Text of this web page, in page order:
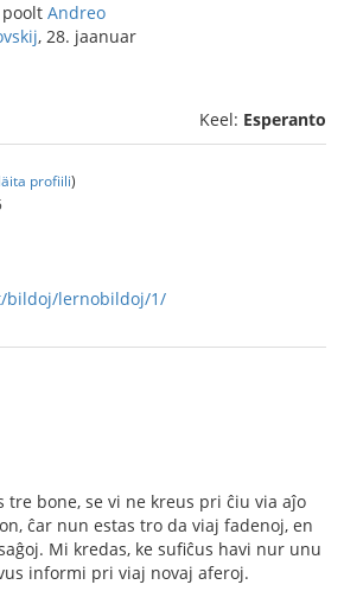
Andreo
, 28. jaanuar
Keel: Esperanto
profiili)
bildoj/lernobildoj/1/
tre bone, se vi ne kreus pri ĉiu via aĵo
ĉar nun estas tro da viaj fadenoj, en
Mi kredas, ke sufiĉus havi nur unu
informi pri viaj novaj aferoj.